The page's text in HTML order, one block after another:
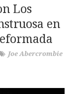
Los
en
Joe Abercrombie